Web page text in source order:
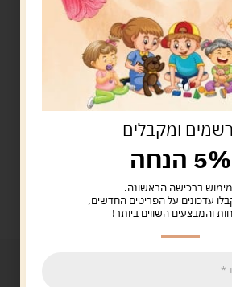
עכשיו הוספה לסל
מתנה5.00 ש"ח ?
18, ביתר עילית.
ומקבלים
5% הנחה
ברכישה הראשונה.
עדכונים על הפריטים החדשים,
והמבצעים השווים ביותר!